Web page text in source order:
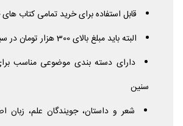
قابل استفاده برای خرید تمامی کتاب
البته باید مبلغ بالای 300 هزار تومان در سبد خرید شما باشد
دارای دسته بندی موضوعی مناسب
سنین
شعر و داستان، جویندگان علم، زبان